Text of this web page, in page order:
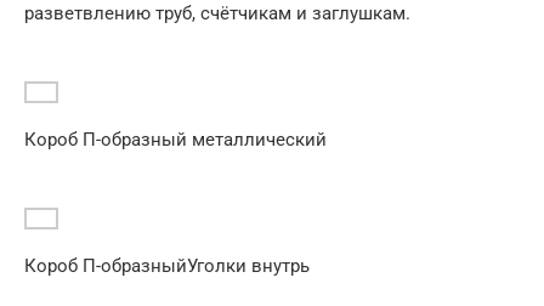
разветвлению труб, счётчикам и заглушкам.
Короб П-образный металлический
Короб П-образныйУголки внутрь